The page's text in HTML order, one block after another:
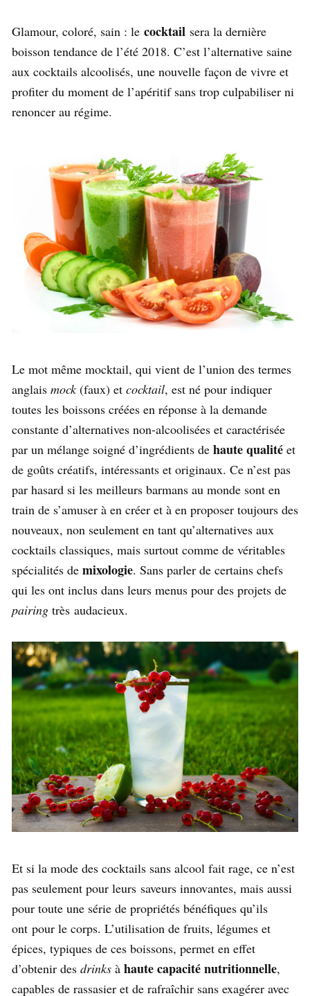
Glamour, coloré, sain : le cocktail sera la dernière
boisson tendance de l’été 2018. C’est l’alternative saine
aux cocktails alcoolisés, une nouvelle façon de vivre et
profiter du moment de l’apéritif sans trop culpabiliser ni
renoncer au régime.
Le mot même mocktail, qui vient de l’union des termes
anglais mock (faux) et cocktail, est né pour indiquer
toutes les boissons créées en réponse à la demande
constante d’alternatives non-alcoolisées et caractérisée
par un mélange soigné d’ingrédients de haute qualité et
de goûts créatifs, intéressants et originaux. Ce n’est pas
par hasard si les meilleurs barmans au monde sont en
train de s’amuser à en créer et à en proposer toujours des
nouveaux, non seulement en tant qu’alternatives aux
cocktails classiques, mais surtout comme de véritables
spécialités de mixologie. Sans parler de certains chefs
qui les ont inclus dans leurs menus pour des projets de
pairing très audacieux.
Et si la mode des cocktails sans alcool fait rage, ce n’est
pas seulement pour leurs saveurs innovantes, mais aussi
pour toute une série de propriétés bénéfiques qu’ils
ont pour le corps. L’utilisation de fruits, légumes et
épices, typiques de ces boissons, permet en effet
d’obtenir des drinks à haute capacité nutritionnelle,
capables de rassasier et de rafraîchir sans exagérer avec